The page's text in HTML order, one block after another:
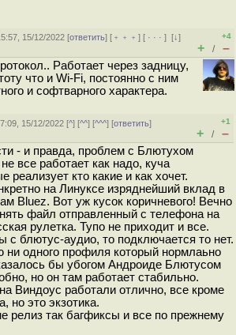
15/12/2022 [ответить] [ ﹢﹢﹢] [ · · ·][↓]
+4
+ / –
Работает через задницу,
что и Wi-Fi, постоянно с ним
и софтварного характера.
15/12/2022 [^] [^^] [^^^] [ответить]
+1
+ / –
- и правда, проблем с Блютухом
все работает как надо, куча
реализует кто какие и как хочет.
на Линуксе изряднейший вклад в
Bluez. Вот уж кусок коричневого! Вечно
файл отправленный с телефона на
рулетка. Тупо не приходит и все.
с блютус-аудио, то подключается то нет.
ни одного профиля который нормлаьно
бы убогом Андроиде Блютусом
но он там работает стабильно.
Виндоус работали отлично, все кроме
но это экзотика.
релиз так багфиксы и все по прежнему